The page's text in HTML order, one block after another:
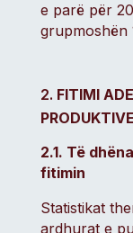
e parë për
grupmoshën
FITIMI
PRODUKTIVE
2.1. Të
fitimin
Statistikat
ardhurat e